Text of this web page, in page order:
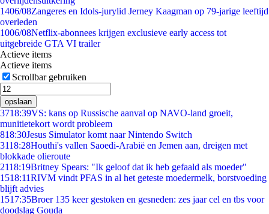
1406/08Zangeres en Idols-jurylid Jerney Kaagman op 79-jarige leeftijd
overleden
1006/08Netflix-abonnees krijgen exclusieve early access tot
uitgebreide GTA VI trailer
Actieve items
Actieve items
Scrollbar gebruiken
opslaan
3718:39VS: kans op Russische aanval op NAVO-land groeit,
munitietekort wordt probleem
818:30Jesus Simulator komt naar Nintendo Switch
3118:28Houthi's vallen Saoedi-Arabië en Jemen aan, dreigen met
blokkade olieroute
2118:19Britney Spears: "Ik geloof dat ik heb gefaald als moeder"
1518:11RIVM vindt PFAS in al het geteste moedermelk, borstvoeding
blijft advies
1517:35Broer 135 keer gestoken en gesneden: zes jaar cel en tbs voor
doodslag Gouda